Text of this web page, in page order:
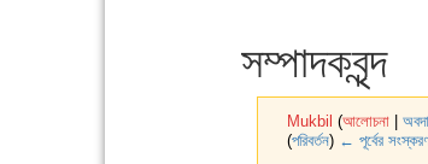
সম্পাদকবৃন্দ
Mukbil (আলোচনা|
(পরিবর্তন) ← পূর্বের